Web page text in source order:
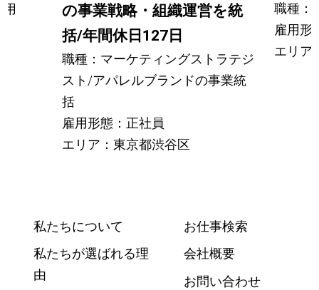
の事業戦略・組織運営を統
括/年間休日127日
職種：マーケティングストラテジ
スト/アパレルブランドの事業統
括
雇用形態：正社員
エリア：東京都渋谷区
職種：
雇用形
エリア
私たちについて
私たちが選ばれる理
由
お仕事検索
会社概要
お問い合わせ